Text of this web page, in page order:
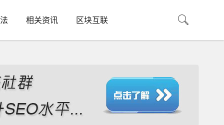
相关资讯 区块互联